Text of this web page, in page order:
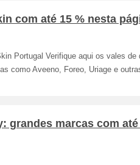
com até 15 % nesta
Portugal Verifique aqui os vales de
como Aveeno, Foreo, Uriage e
grandes marcas com até